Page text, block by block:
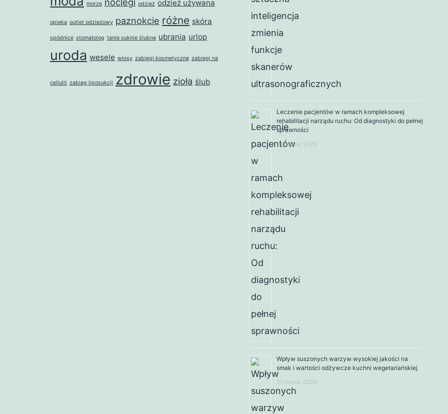
morze odzież odzież używana
opieka outlet odzieżowy paznokcie różne skóra
spódnice stomatolog tanie suknie ślubne ubrania urlop
uroda wesele włosy zabiegi kosmetyczne zabiegi na
cellulit zabieg liposukcji zdrowie zioła ślub
Leczenie pacjentów w ramach kompleksowej
rehabilitacji narządu ruchu: Od diagnostyki do pełnej
sprawności
31 marca, 2026
Wpływ suszonych warzyw wysokiej jakości na
smak i wartości odżywcze kuchni wegetariańskiej
31 marca, 2026